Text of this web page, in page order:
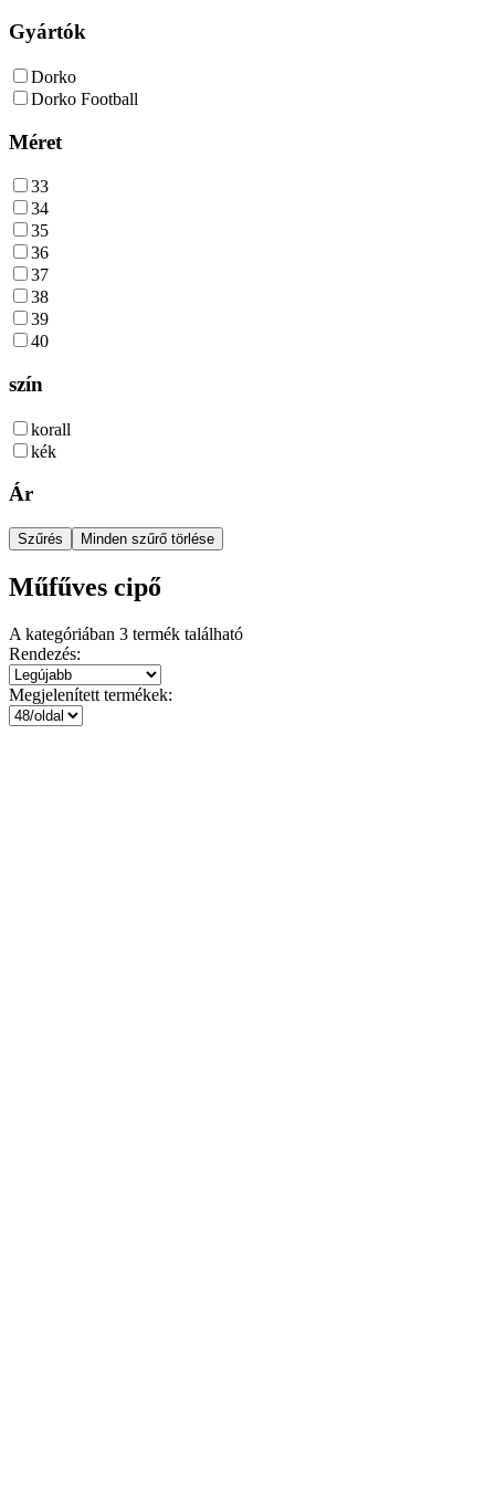
Gyártók
Dorko
Dorko Football
Méret
33
34
35
36
37
38
39
40
szín
korall
kék
Ár
Szűrés Minden szűrő törlése
Műfűves cipő
A kategóriában 3 termék található
Rendezés:
Megjelenített termékek: